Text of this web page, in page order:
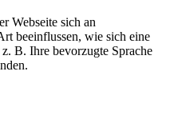
Webseite sich an
beeinflussen, wie sich eine
B. Ihre bevorzugte Sprache